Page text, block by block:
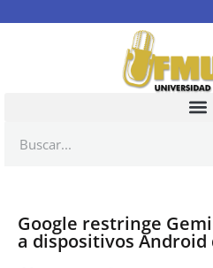
Google restringe
a dispositivos Android